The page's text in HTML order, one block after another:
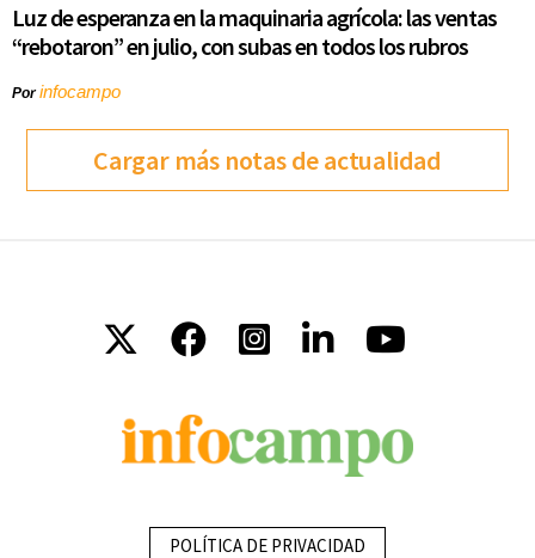
Luz de esperanza en la maquinaria agrícola: las ventas
“rebotaron” en julio, con subas en todos los rubros
Porinfocampo
Cargar más notas de actualidad
POLÍTICA DE PRIVACIDAD